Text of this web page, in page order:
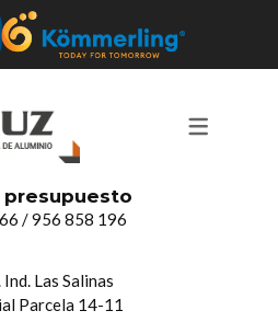
TECHOS
/956 858 196
Ind. Las Salinas
Parcela 14-11